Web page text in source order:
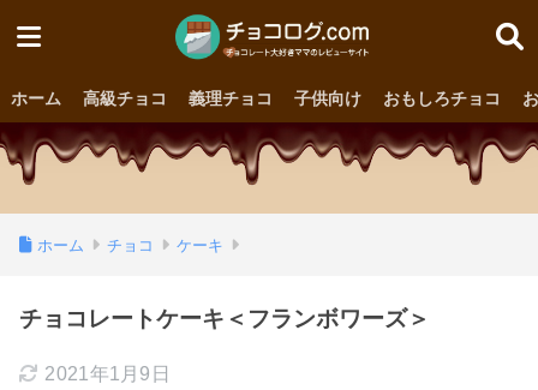
ホーム 高級チョコ 義理チョコ 子供向け おもしろチョコ
ホーム チョコ ケーキ
チョコレートケーキ＜フランボワーズ＞
2021年1月9日